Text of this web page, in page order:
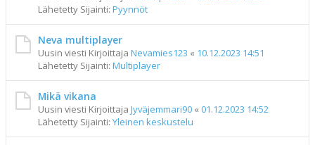
Lähetetty Sijainti: Pyynnöt
Neva multiplayer
Uusin viesti Kirjoittaja Nevamies123 « 10.12.2023 14:51
Lähetetty Sijainti: Multiplayer
Mikä vikana
Uusin viesti Kirjoittaja Jyväjemmari90 « 01.12.2023 14:52
Lähetetty Sijainti: Yleinen keskustelu